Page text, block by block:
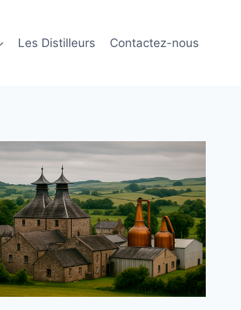
Les Distilleurs Contactez-nous